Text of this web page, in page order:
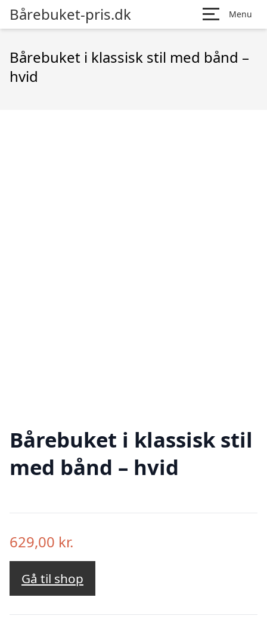
Bårebuket-pris.dk Menu
Bårebuket i klassisk stil med bånd –
hvid
Bårebuket i klassisk stil
med bånd – hvid
629,00 kr.
Gå til shop